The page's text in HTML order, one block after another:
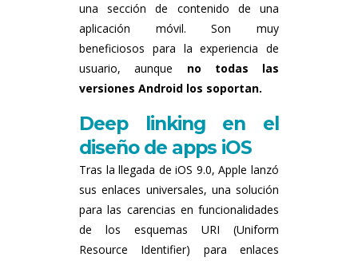
una sección de contenido de una
aplicación móvil. Son muy
beneficiosos para la experiencia de
usuario, aunque no todas las
versiones Android los soportan.
Deep linking en el
diseño de apps iOS
Tras la llegada de iOS 9.0, Apple lanzó
sus enlaces universales, una solución
para las carencias en funcionalidades
de los esquemas URI (Uniform
Resource Identifier) para enlaces